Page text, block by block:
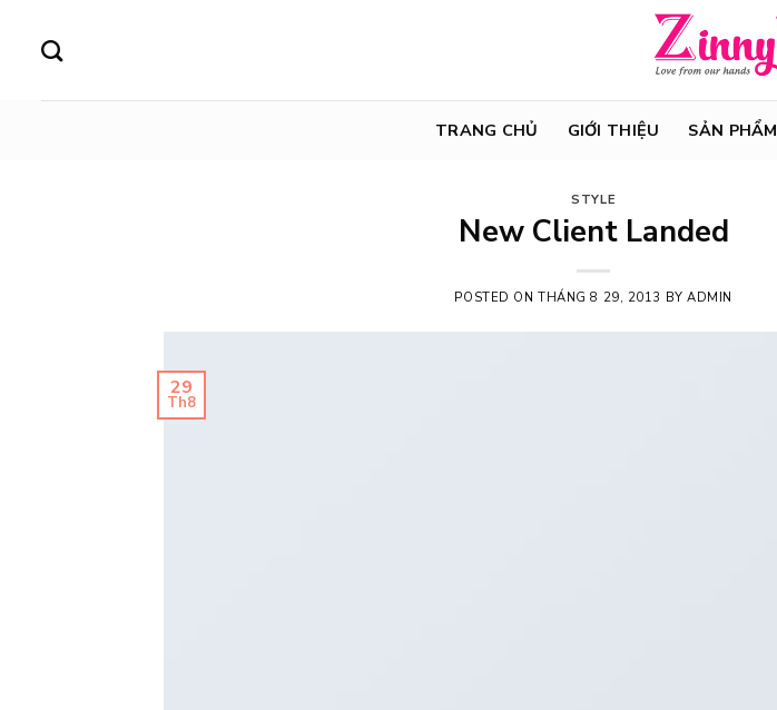
content
TRANG CHỦ GIỚI THIỆU SẢN PHẨM
STYLE
New Client Landed
POSTED ONTHÁNG 8 29, 2013 BYADMIN
29
Th8